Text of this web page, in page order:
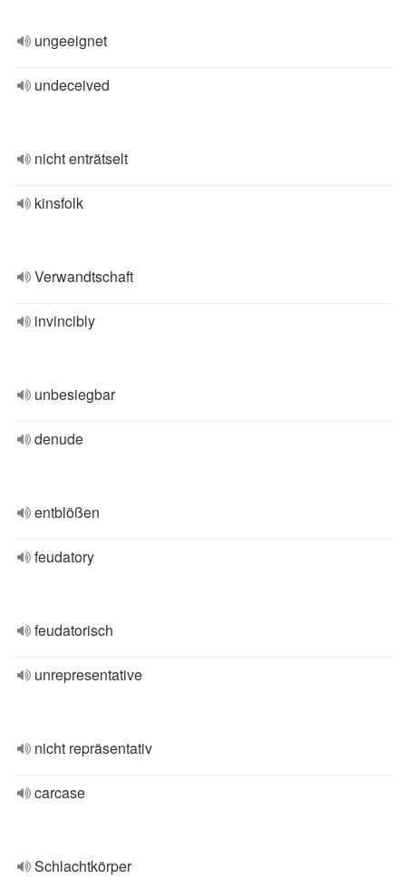
ungeeignet
undeceived
nicht enträtselt
kinsfolk
Verwandtschaft
invincibly
unbesiegbar
denude
entblößen
feudatory
feudatorisch
unrepresentative
nicht repräsentativ
carcase
Schlachtkörper